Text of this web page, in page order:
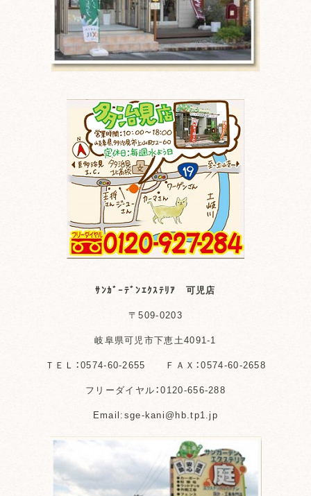
ｻﾝｶﾞｰﾃﾞﾝｴｸｽﾃﾘｱ 可児店
〒509-0203
岐阜県可児市下恵土4091-1
ＴＥＬ：0574-60-2655 ＦＡＸ：0574-60-2658
フリーダイヤル：0120-656-288
Email:sge-kani@hb.tp1.jp